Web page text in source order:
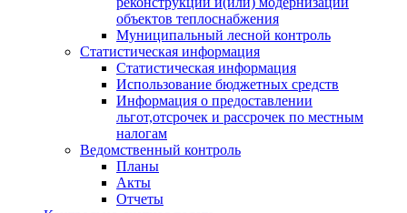
объектов теплоснабжения
Муниципальный лесной контроль
Статистическая информация
Статистическая информация
Использование бюджетных средств
Информация о предоставлении
льгот,отсрочек и рассрочек по местным
налогам
Ведомственный контроль
Планы
Акты
Отчеты